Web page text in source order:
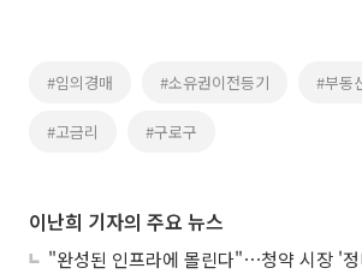
#임의경매 #소유권이전등기 #부동
#고금리 #구로구
이난희 기자의 주요 뉴스